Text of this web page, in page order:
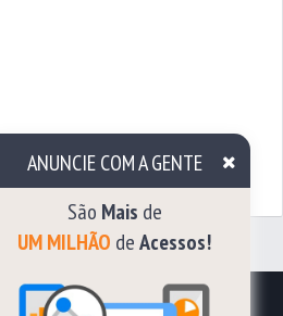
ANUNCIE COM A GENTE
Mais